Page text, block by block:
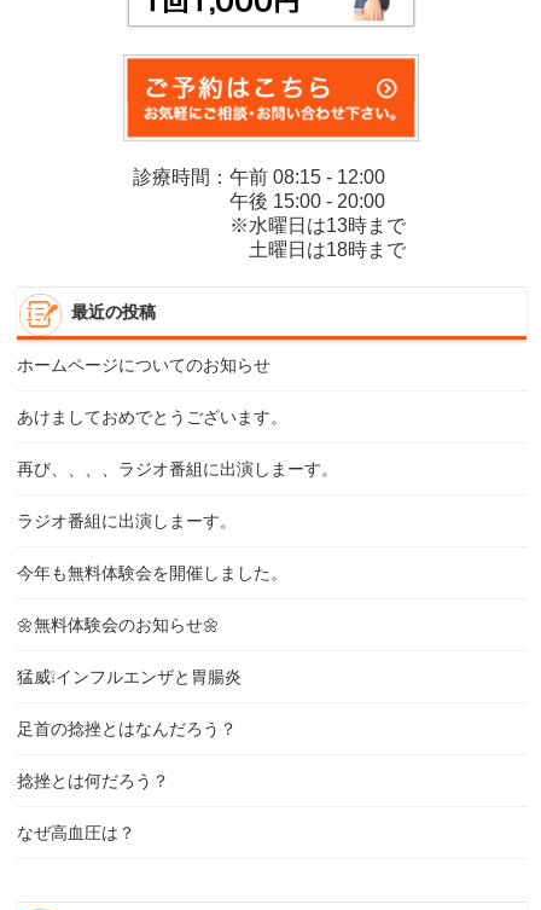
診療時間：午前 08:15 - 12:00
午後 15:00 - 20:00
※水曜日は13時まで
土曜日は18時まで
最近の投稿
ホームページについてのお知らせ
あけましておめでとうございます。
再び、、、、ラジオ番組に出演しまーす。
ラジオ番組に出演しまーす。
今年も無料体験会を開催しました。
🌼無料体験会のお知らせ🌼
猛威❕インフルエンザと胃腸炎
足首の捻挫とはなんだろう？
捻挫とは何だろう？
なぜ高血圧は？